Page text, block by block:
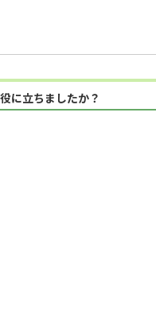
に立ちましたか？